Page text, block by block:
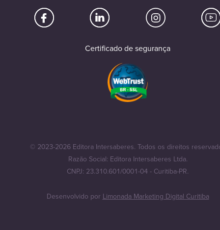
Certificado de segurança
© 2023-2026 Editora Intersaberes. Todos os direitos
Razão Social: Editora Intersaberes Ltda.
CNPJ: 23.310.601/0001-04 - Curitiba-PR.
Desenvolvido porLimonada Marketing Digital Curitiba